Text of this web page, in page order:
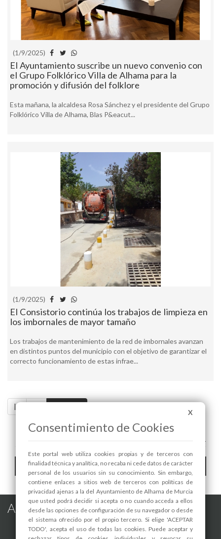
(1/9/2025)
El Ayuntamiento suscribe un nuevo convenio con
el Grupo Folklórico Villa de Alhama para la
promoción y difusión del folklore
Esta mañana, la alcaldesa Rosa Sánchez y el presidente del Grupo
Folklórico Villa de Alhama, Blas P&eacut...
(1/9/2025)
El Consistorio continúa los trabajos de limpieza en
los imbornales de mayor tamaño
Los trabajos de mantenimiento de la red de imbornales avanzan
en distintos puntos del municipio con el objetivo de garantizar el
correcto funcionamiento de estas infrae...
|<
A+ A-
Hemeroteca
Toggle
Alhama de Murcia en las Redes
X
Consentimiento de Cookies
Este portal web utiliza cookies propias y de terceros con
finalidad técnica y analítica, no recaba ni cede datos de carácter
personal de los usuarios sin su conocimiento. Sin embargo,
contiene enlaces a sitios web de terceros con políticas de
privacidad ajenas a la del Ayuntamiento de Alhama de Murcia
que usted podrá decidir si acepta o no cuando acceda a ellos
desde las opciones de configuración de su navegador o desde
el sistema ofrecido por el propio tercero. Si elige 'ACEPTAR
TODO', acepta el uso de todas las cookies. Puede aceptar y